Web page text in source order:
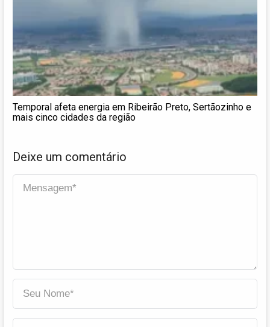
Temporal afeta energia em Ribeirão Preto, Sertãozinho e
mais cinco cidades da região
Deixe um comentário